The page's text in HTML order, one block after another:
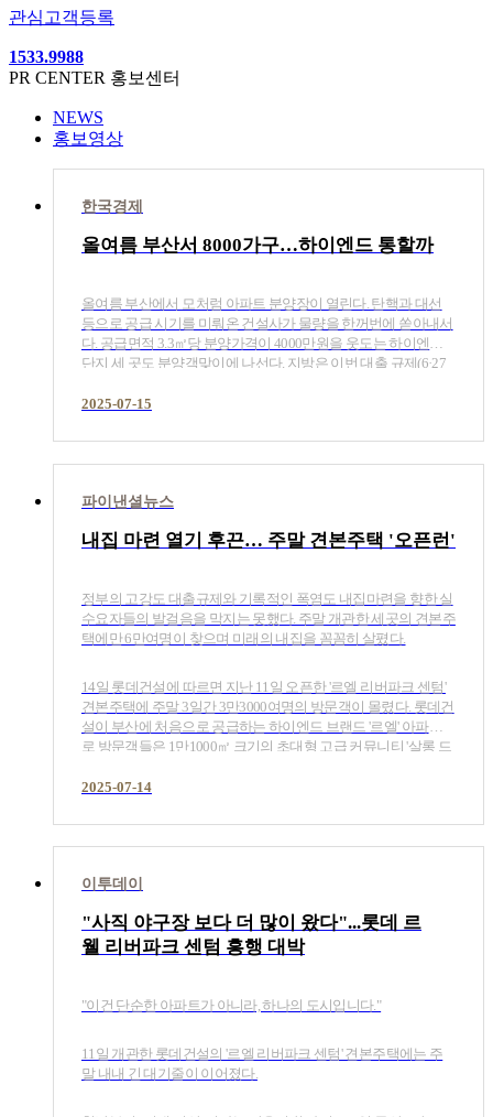
관심고객등록
1533.9988
PR CENTER 홍보센터
NEWS
홍보영상
한국경제
올여름 부산서 8000가구…하이엔드 통할까
올여름 부산에서 모처럼 아파트 분양장이 열린다. 탄핵과 대선
등으로 공급 시기를 미뤄온 건설사가 물량을 한꺼번에 쏟아내서
다. 공급면적 3.3㎡당 분양가격이 4000만원을 웃도는 하이엔드
단지 세 곳도 분양객맞이에 나선다. 지방은 이번 대출 규제(6·27
침체된 분양시장에 활력이 돌지 관심을 끈다.
2025-07-15
파이낸셜뉴스
내집 마련 열기 후끈… 주말 견본주택 '오픈런'
정부의 고강도 대출규제와 기록적인 폭염도 내집마련을 향한 실
수요자들의 발걸음을 막지는 못했다. 주말 개관한 세곳의 견본주
택에만 6만여명이 찾으며 미래의 내집을 꼼꼼히 살폈다.
14일 롯데건설에 따르면 지난 11일 오픈한 '르엘 리버파크 센텀'
견본주택에 주말 3일간 3만3000여명의 방문객이 몰렸다. 롯데건
설이 부산에 처음으로 공급하는 하이엔드 브랜드 '르엘' 아파트
로 방문객들은 1만1000㎡ 크기의 초대형 고급 커뮤니티 '살롱 드
니스 클럽, 프리미어 골프클럽 등에 많은 관심을 보였다.​
2025-07-14
이투데이
"사직 야구장 보다 더 많이 왔다"...롯데 르
웰 리버파크 센텀 흥행 대박
"이건 단순한 아파트가 아니라, 하나의 도시입니다."
11일 개관한 롯데건설의 '르엘 리버파크 센텀' 견본주택에는 주
말 내내 긴 대기줄이 이어졌다.